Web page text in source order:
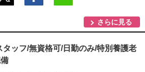
さらに見る
タッフ/無資格可/日勤のみ/特別養護老